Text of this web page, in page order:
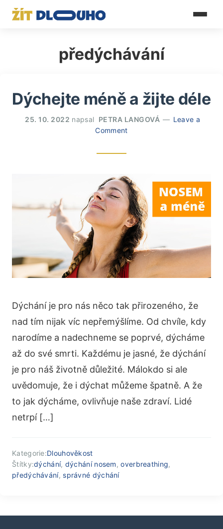
předýchávání
Dýchejte méně a žijte déle
25. 10. 2022 napsal PETRA LANGOVÁ
Leave a
Comment
Dýchání je pro nás něco tak přirozeného, že
nad tím nijak víc nepřemýšlíme. Od chvíle, kdy
narodíme a nadechneme se poprvé, dýcháme
až do své smrti. Každému je jasné, že dýchání
je pro náš životně důležité. Málokdo si ale
uvědomuje, že i dýchat můžeme špatně. A že
to jak dýcháme, ovlivňuje naše zdraví. Lidé
netrpí […]
Kategorie:Dlouhověkost
Štítky:dýchání, dýchání nosem,overbreathing,
předýchávání, správné dýchání